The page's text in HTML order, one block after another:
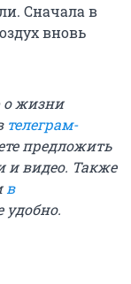
Сначала в
вновь
жизни
телеграм-
предложить
и видео. Также
в
удобно.